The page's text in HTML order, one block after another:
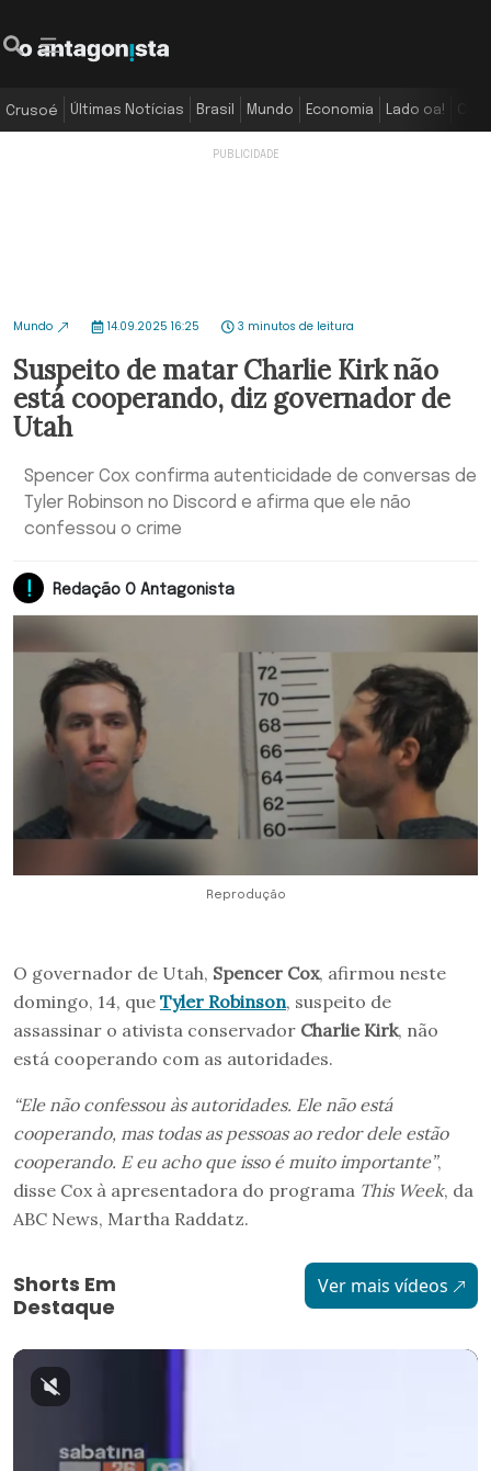
Crusoé Últimas Notícias Brasil Mundo Economia Lado oa!
Mundo 14.09.2025 16:25 3 minutos de leitura
Suspeito de matar Charlie Kirk não
está cooperando, diz governador de
Utah
Spencer Cox confirma autenticidade de conversas de
Tyler Robinson no Discord e afirma que ele não
confessou o crime
Redação O Antagonista
Reprodução
O governador de Utah, Spencer Cox, afirmou neste
domingo, 14, que Tyler Robinson, suspeito de
assassinar o ativista conservador Charlie Kirk, não
está cooperando com as autoridades.
“Ele não confessou às autoridades. Ele não está
cooperando, mas todas as pessoas ao redor dele estão
cooperando. E eu acho que isso é muito importante”,
disse Cox à apresentadora do programa This Week, da
ABC News, Martha Raddatz.
Shorts Em
Destaque
Ver mais vídeos